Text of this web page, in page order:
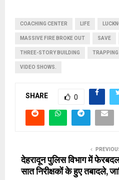
COACHING CENTER LIFE
MASSIVE FIRE BROKE OUT SAVE
THREE-STORY BUILDING
VIDEO SHOWS.
SHARE 0
देहरादून पुलिस विभाग में
सात निरीक्षकों के हुए तबादले,